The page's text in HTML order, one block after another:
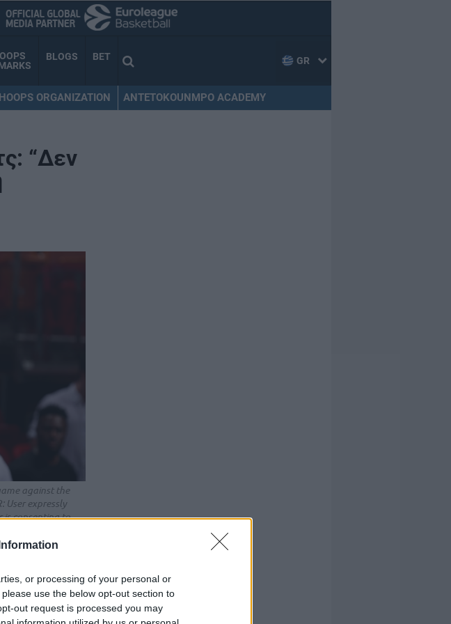
or processing of your personal or
use the below opt-out section to
out request is processed you may
BLOGS BET GR
ORGANIZATION ANTETOKOUNMPO ACADEMY
“Δεν
against the
User expressly
is consenting to
Notice:
Ενημέρωση.